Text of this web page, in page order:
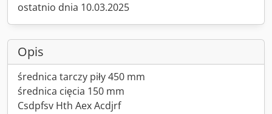
ostatnio dnia 10.03.2025
Opis
średnica tarczy piły 450 mm
średnica cięcia 150 mm
Csdpfsv Hth Aex Acdjrf